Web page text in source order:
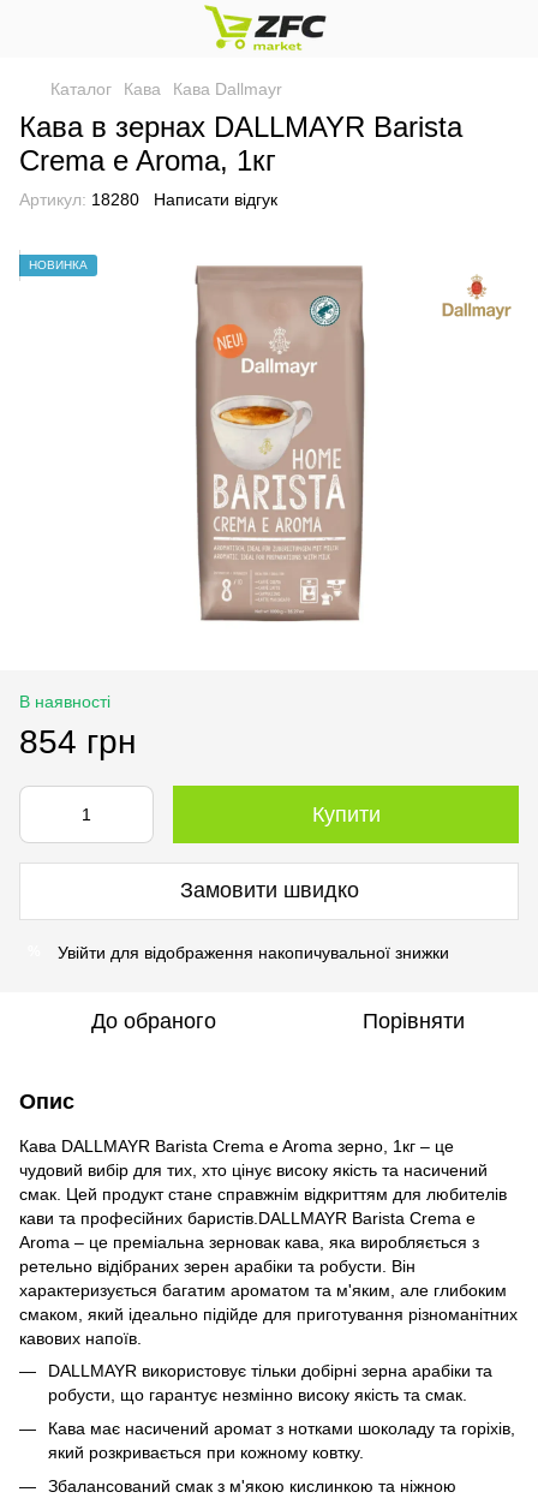
Каталог Кава Кава Dallmayr
Кава в зернах DALLMAYR Barista
Crema e Aroma, 1кг
Артикул: 18280 Написати відгук
НОВИНКА
В наявності
854 грн
Купити
Замовити швидко
Увійти для відображення накопичувальної знижки
До обраного Порівняти
Опис
Кава DALLMAYR Barista Crema e Aroma зерно, 1кг – це
чудовий вибір для тих, хто цінує високу якість та насичений
смак. Цей продукт стане справжнім відкриттям для любителів
кави та професійних баристів.DALLMAYR Barista Crema e
Aroma – це преміальна зерновак кава, яка виробляється з
ретельно відібраних зерен арабіки та робусти. Він
характеризується багатим ароматом та м'яким, але глибоким
смаком, який ідеально підійде для приготування різноманітних
кавових напоїв.
DALLMAYR використовує тільки добірні зерна арабіки та
робусти, що гарантує незмінно високу якість та смак.
Кава має насичений аромат з нотками шоколаду та горіхів,
який розкривається при кожному ковтку.
Збалансований смак з м'якою кислинкою та ніжною